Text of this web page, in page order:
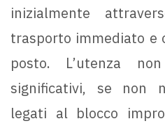
inizialmente
trasporto immediato e
posto. L’utenza
significativi, se non
legati al blocco